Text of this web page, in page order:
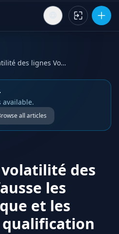
Comment la volatilité des lignes VoIP fausse les scores de risque et les décisions de qualification
available.
all articles
des
les
et les
qualification